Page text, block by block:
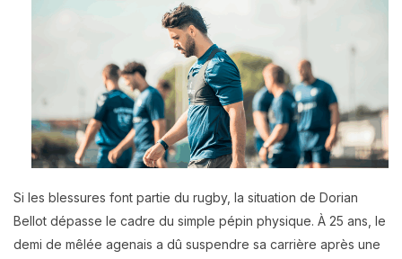
Si les blessures font partie du rugby, la situation de Dorian
Bellot dépasse le cadre du simple pépin physique. À 25 ans, le
demi de mêlée agenais a dû suspendre sa carrière après une